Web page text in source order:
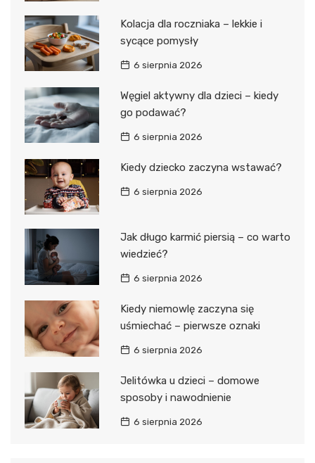
Kolacja dla roczniaka – lekkie i
sycące pomysły
6 sierpnia 2026
Węgiel aktywny dla dzieci – kiedy
go podawać?
6 sierpnia 2026
Kiedy dziecko zaczyna wstawać?
6 sierpnia 2026
Jak długo karmić piersią – co warto
wiedzieć?
6 sierpnia 2026
Kiedy niemowlę zaczyna się
uśmiechać – pierwsze oznaki
6 sierpnia 2026
Jelitówka u dzieci – domowe
sposoby i nawodnienie
6 sierpnia 2026